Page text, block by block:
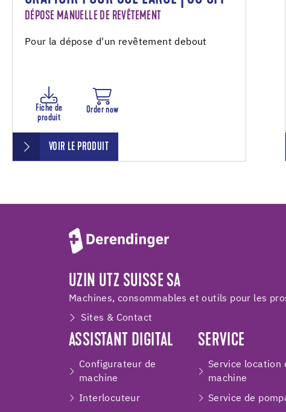
DÉPOSE MANUELLE DE REVÊTEMENT
Pour la dépose d'un revêtement debout
Fiche de
produit
Order now
VOIR LE PRODUIT
UZIN UTZ SUISSE SA
Machines, consommables et outils pour les
Sites & Contact
ASSISTANT DIGITAL
Configurateur de
machine
Interlocuteur
SERVICE
Service location
machine
Service de